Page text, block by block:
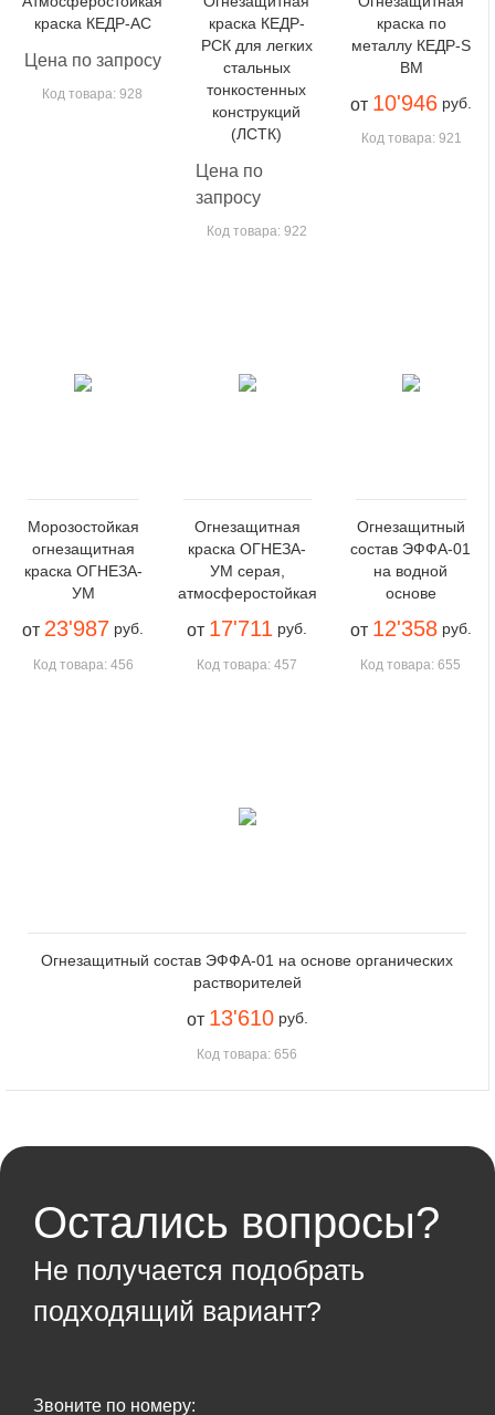
краска КЕДР-АС
Цена по запросу
Код товара: 928
краска КЕДР-
РСК для легких
стальных
тонкостенных
конструкций
(ЛСТК)
Цена по
запросу
Код товара: 922
краска по
металлу КЕДР-S
BM
от 10'946 руб.
Код товара: 921
Морозостойкая
огнезащитная
краска ОГНЕЗА-
УМ
от 23'987 руб.
Код товара: 456
Огнезащитная
краска ОГНЕЗА-
УМ серая,
атмосферостойкая
от 17'711 руб.
Код товара: 457
Огнезащитный
состав ЭФФА-01
на водной
основе
от 12'358 руб.
Код товара: 655
Огнезащитный состав ЭФФА-01 на основе органических
растворителей
от 13'610 руб.
Код товара: 656
Остались вопросы?
Не получается подобрать
подходящий вариант?
Звоните по номеру: